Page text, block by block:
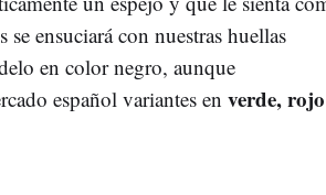
ensuciará con nuestras huellas
en color negro, aunque
español variantes en verde,